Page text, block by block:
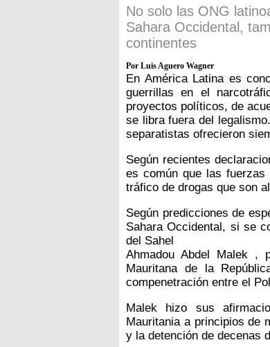
No solo las ONG
Sahara Occidental,
continentes
Por Luis Aguero Wagner
En América Latina es
guerrillas en el
proyectos políticos, de
se libra fuera del
separatistas ofrecieron
Según recientes
es común que las fuerzas
tráfico de drogas que son
Según predicciones de
Sahara Occidental, si se
del Sahel
Ahmadou Abdel Malek ,
Mauritana de la
compenetración entre el
Malek hizo sus
Mauritania a principios de
y la detención de decenas